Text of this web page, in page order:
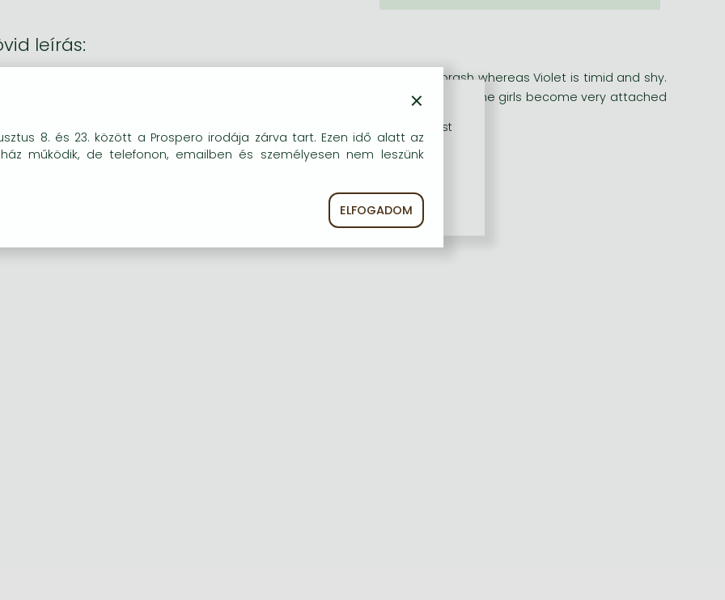
leírás:
and Violet are twins - physically identical but opposite in character. Lily is brash whereas Violet is timid and shy.
it difficult to make friends, Violet finds the solution in Katie, her new pen pal. The girls become very attached
×
8. és 23. között a Prospero irodája zárva tart. Ezen idő alatt az
működik, de telefonon, emailben és személyesen nem leszünk
ELFOGADOM
kat (sütiket) használunk, melyek célja, hogy teljesebb körű szolgáltatást
részére.